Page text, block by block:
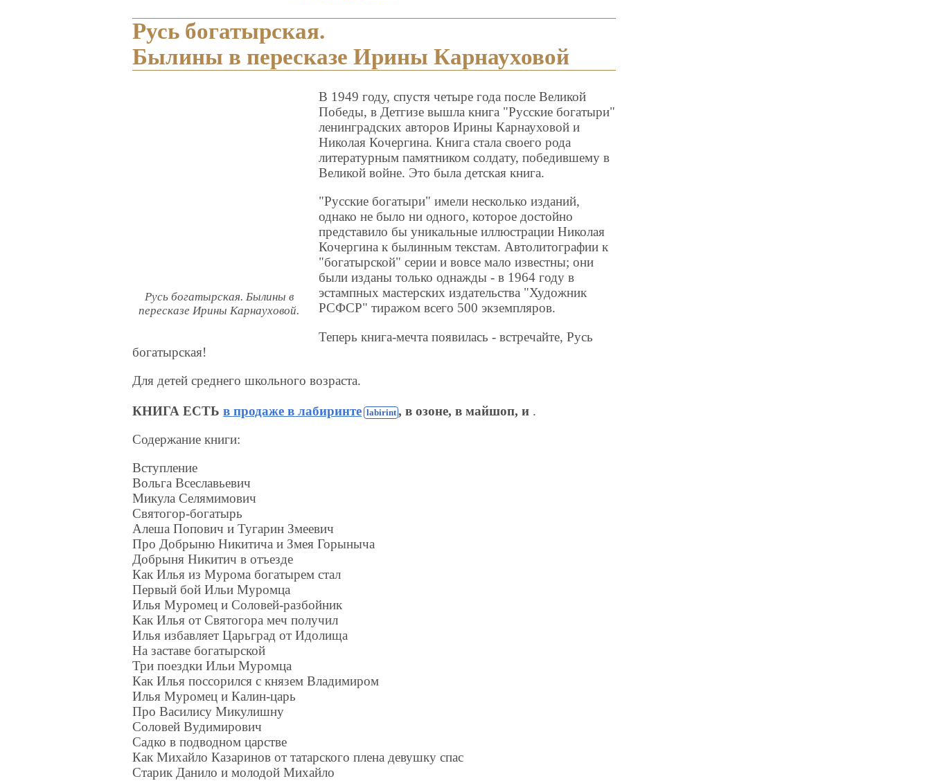
Русь богатырская.
Былины в пересказе Ирины Карнауховой
Русь богатырская. Былины в
пересказе Ирины Карнауховой.
В 1949 году, спустя четыре года после Великой
Победы, в Детгизе вышла книга "Русские богатыри"
ленинградских авторов Ирины Карнауховой и
Николая Кочергина. Книга стала своего рода
литературным памятником солдату, победившему в
Великой войне. Это была детская книга.
"Русские богатыри" имели несколько изданий,
однако не было ни одного, которое достойно
представило бы уникальные иллюстрации Николая
Кочергина к былинным текстам. Автолитографии к
"богатырской" серии и вовсе мало известны; они
были изданы только однажды - в 1964 году в
эстампных мастерских издательства "Художник
РСФСР" тиражом всего 500 экземпляров.
Теперь книга-мечта появилась - встречайте, Русь
богатырская!
Для детей среднего школьного возраста.
КНИГА ЕСТЬв продаже в лабиринте , в озоне, в майшоп, и .
Содержание книги:
Вступление
Вольга Всеславьевич
Микула Селямимович
Святогор-богатырь
Алеша Попович и Тугарин Змеевич
Про Добрыню Никитича и Змея Горыныча
Добрыня Никитич в отъезде
Как Илья из Мурома богатырем стал
Первый бой Ильи Муромца
Илья Муромец и Соловей-разбойник
Как Илья от Святогора меч получил
Илья избавляет Царьград от Идолища
На заставе богатырской
Три поездки Ильи Муромца
Как Илья поссорился с князем Владимиром
Илья Муромец и Калин-царь
Про Василису Микулишну
Соловей Вудимирович
Садко в подводном царстве
Как Михайло Казаринов от татарского плена девушку спас
Старик Данило и молодой Михайло